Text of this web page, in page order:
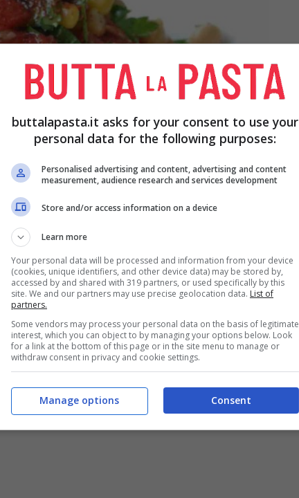
della salute, da gustare a pranzo o a cena – buttalapasta.it
forniscono un ottimo apporto di proteine
subito? Ecco quello che vi serve!
PER FARE
buttalapasta.it asks for your consent to use your
personal data for the following purposes:
Personalised advertising and content, advertising and content
measurement, audience research and services development
Store and/or access information on a device
Learn more
Your personal data will be processed and information from your device
(cookies, unique identifiers, and other device data) may be stored by,
accessed by and shared with 319 partners, or used specifically by this
site. We and our partners may use precise geolocation data. List of
partners.
Some vendors may process your personal data on the basis of legitimate
interest, which you can object to by managing your options below. Look
for a link at the bottom of this page or in the site menu to manage or
withdraw consent in privacy and cookie settings.
Consent
Manage options